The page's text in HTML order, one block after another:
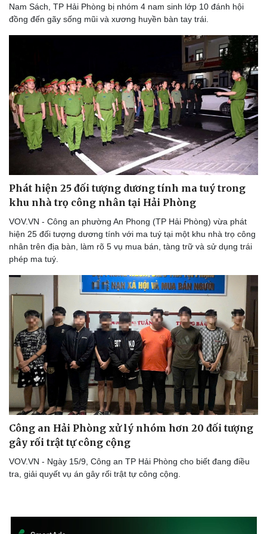
Sức khỏe
Dinh dưỡng - món ngon
Cây thuốc
Nhi khoa
Nam khoa
Làm đẹp - giảm cân
Phòng mạch online
Ăn sạch sống khỏe
Đời sống
Nhà đẹp
Nam Sách, TP Hải Phòng bị nhóm 4 nam sinh lớp 10 đánh hội
đồng đến gãy sống mũi và xương huyền bàn tay trái.
Phát hiện 25 đối tượng dương tính ma tuý trong
khu nhà trọ công nhân tại Hải Phòng
VOV.VN - Công an phường An Phong (TP Hải Phòng) vừa phát
hiện 25 đối tượng dương tính với ma tuý tại một khu nhà trọ công
nhân trên địa bàn, làm rõ 5 vụ mua bán, tàng trữ và sử dụng trái
phép ma tuý.
Công an Hải Phòng xử lý nhóm hơn 20 đối tượng
gây rối trật tự công cộng
VOV.VN - Ngày 15/9, Công an TP Hải Phòng cho biết đang điều
tra, giải quyết vụ án gây rối trật tự công cộng.